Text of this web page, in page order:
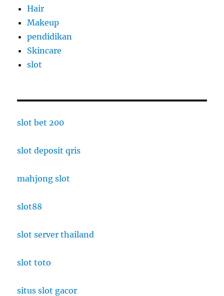
Hair
Makeup
pendidikan
Skincare
slot
slot bet 200
slot deposit qris
mahjong slot
slot88
slot server thailand
slot toto
situs slot gacor